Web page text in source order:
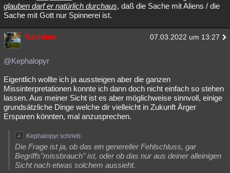
glauben darf er natürlich durchaus, daß die Sache mit Aliens / die
Sache mit Gott nur Spinnerei ist.
Nashima 07.03.2022 um 13:27
@Kephalopyr
Eigentlich wollte ich ja aussteigen aber die ganzen
Missinterpretationen konnte ich dann doch nicht einfach so stehen
lassen. Aus meiner Sicht ist es aber möglichweise sinnvoll, einige
grundsätzliche Dinge welche dir vielleicht in Zukunft Ärger
Ersparen könnten, mal anzusprechen.
Kephalopyr schrieb:
Die Frage ist ja, ob das ein genereller Fehlschluss, gar
Begriffs"missbrauch" ist, oder ob das nur aus deiner alleinigen
Sicht nach etwas solchem aussieht.